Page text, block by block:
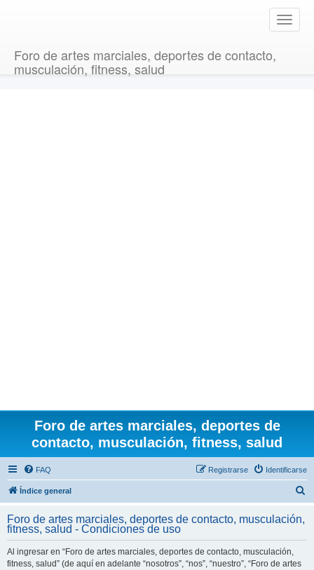
T
o
Foro de artes marciales, deportes de contacto,
musculación, fitness, salud
Foro de artes marciales, deportes de
contacto, musculación, fitness, salud
FAQ Identificarse
Registrarse
Índice general
c
Foro de artes marciales, deportes de contacto, musculación,
fitness, salud - Condiciones de uso
Al ingresar en “Foro de artes marciales, deportes de contacto, musculación,
fitness, salud” (de aquí en adelante “nosotros”, “nos”, “nuestro”, “Foro de artes